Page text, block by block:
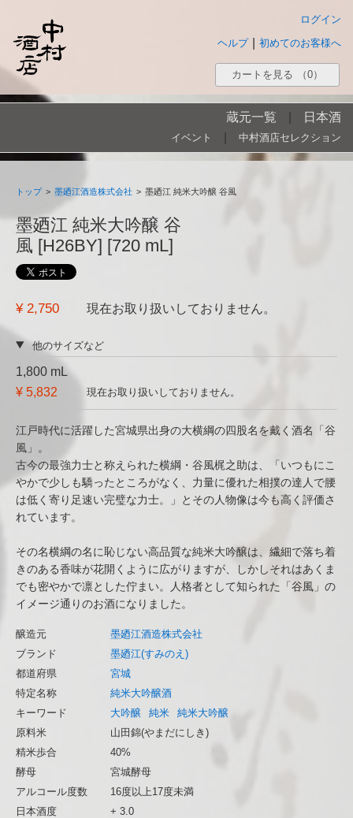
ログイン
初めてのお客様へ
ヘルプ
カートを見る （0）
蔵元一覧 日本酒
イベント 中村酒店セレクション
トップ > 墨廼江酒造株式会社 > 墨廼江 純米大吟醸 谷風
墨廼江 純米大吟醸 谷
風 [H26BY] [720 mL]
¥ 2,750 現在お取り扱いしておりません。
他のサイズなど
1,800 mL
¥ 5,832
現在お取り扱いしておりません。
江戸時代に活躍した宮城県出身の大横綱の四股名を戴く酒名「谷
風」。
古今の最強力士と称えられた横綱・谷風梶之助は、「いつもにこ
やかで少しも驕ったところがなく、力量に優れた相撲の達人で腰
は低く寄り足速い完璧な力士。」とその人物像は今も高く評価さ
れています。
その名横綱の名に恥じない高品質な純米大吟醸は、繊細で落ち着
きのある香味が花開くように広がりますが、しかしそれはあくま
でも密やかで凛とした佇まい。人格者として知られた「谷風」の
イメージ通りのお酒になりました。
醸造元
墨廼江酒造株式会社
ブランド
墨廼江(すみのえ)
都道府県
宮城
特定名称
純米大吟醸酒
キーワード
大吟醸 純米
純米大吟醸
原料米
山田錦(やまだにしき)
精米歩合
40%
酵母
宮城酵母
アルコール度数
16度以上17度未満
日本酒度
+ 3.0